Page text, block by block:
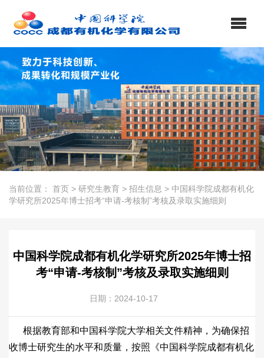
当前位置： 首页 > 研究生教育 > 招生信息 > 中国科学院成都有机化
学研究所2025年博士招考“申请-考核制”考核及录取实施细则
中国科学院成都有机化学研究所2025年博士招
考“申请-考核制”考核及录取实施细则
日期：2024-10-17
根据教育部和中国科学院大学相关文件精神，为确保招
收博士研究生的水平和质量，按照《中国科学院成都有机化